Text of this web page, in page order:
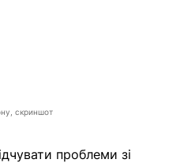
скриншот
проблеми зі